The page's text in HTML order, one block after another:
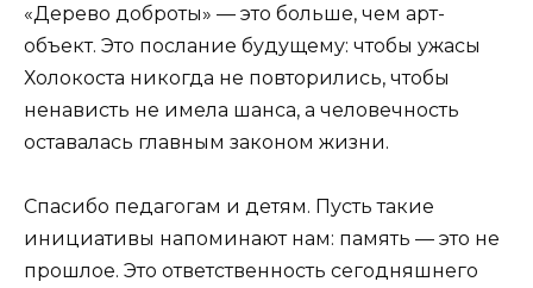
«Дерево доброты» — это больше, чем арт-
объект. Это послание будущему: чтобы ужасы
Холокоста никогда не повторились, чтобы
ненависть не имела шанса, а человечность
оставалась главным законом жизни.
Спасибо педагогам и детям. Пусть такие
инициативы напоминают нам: память — это не
прошлое. Это ответственность сегодняшнего